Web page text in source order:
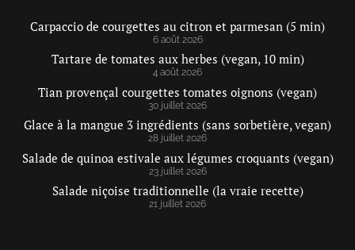
Carpaccio de courgettes au citron et parmesan (5 min)
6 août 2026
Tartare de tomates aux herbes (vegan, 10 min)
4 août 2026
Tian provençal courgettes tomates oignons (vegan)
30 juillet 2026
Glace à la mangue 3 ingrédients (sans sorbetière, vegan)
28 juillet 2026
Salade de quinoa estivale aux légumes croquants (vegan)
23 juillet 2026
Salade niçoise traditionnelle (la vraie recette)
21 juillet 2026